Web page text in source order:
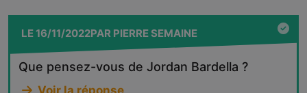
LE16/11/2022PAR PIERRE SEMAINE
Que pensez-vous de Jordan Bardella ?